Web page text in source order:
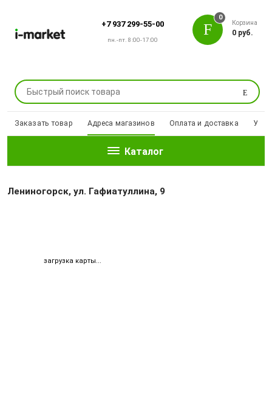
+7 937 299-55-00
пн.-пт. 8:00-17:00
Поиск
0
Корзина
0 руб.
Заказать товар Адреса магазинов Оплата и доставка
Каталог
Лениногорск, ул. Гафиатуллина, 9
загрузка карты...